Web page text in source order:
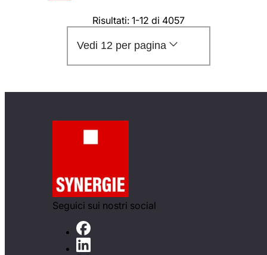
Risultati: 1-12 di 4057
Vedi 12 per pagina
Seguici sui nostri social